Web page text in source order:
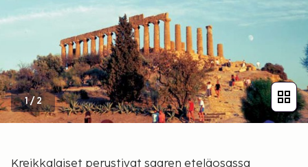
1/2
Kreikkalaiset perustivat saaren eteläosassa